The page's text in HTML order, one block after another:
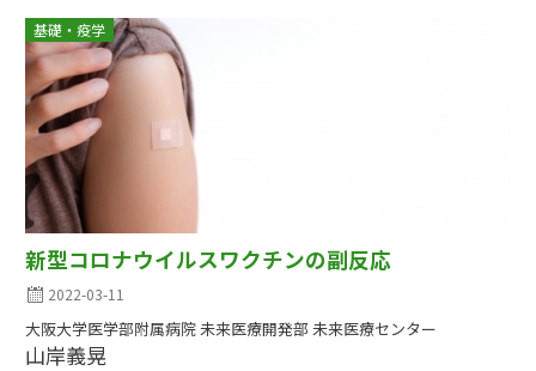
基礎・疫学
新型コロナウイルスワクチンの副反応
2022-03-11
大阪大学医学部附属病院 未来医療開発部 未来医療センター
山岸義晃